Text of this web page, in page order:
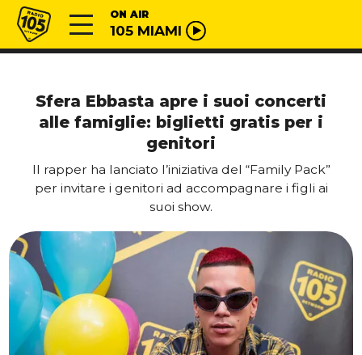
Vai al contenuto
Radio 105 ON AIR
105 MIAMI
Sfera Ebbasta apre i suoi concerti
alle famiglie: biglietti gratis per i
genitori
Il rapper ha lanciato l’iniziativa del “Family Pack”
per invitare i genitori ad accompagnare i figli ai
suoi show.